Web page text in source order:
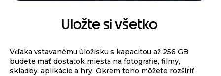
Uložte si všetko
Vďaka vstavanému úložisku s kapacitou až 256 GB
budete mať dostatok miesta na fotografie, filmy,
skladby, aplikácie a hry. Okrem toho môžete rozšíriť